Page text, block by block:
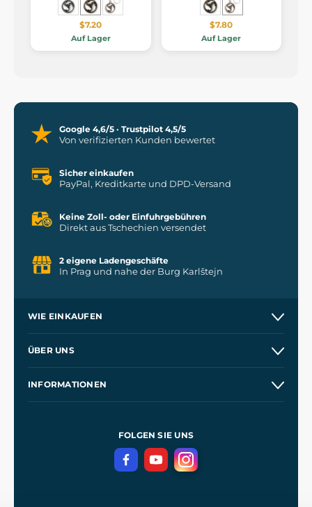
$7.20
Auf Lager
$7.80
Auf Lager
Google 4,6/5 · Trustpilot 4,5/5
Von verifizierten Kunden bewertet
Sicher einkaufen
PayPal, Kreditkarte und DPD-Versand
Keine Zoll- oder Einfuhrgebühren
Direkt aus Tschechien versendet
2 eigene Ladengeschäfte
In Prag und nahe der Burg Karlštejn
WIE EINKAUFEN
Kontakt
ÜBER UNS
INFORMATIONEN
DatenschutzerklärungFOLGEN SIE UNS